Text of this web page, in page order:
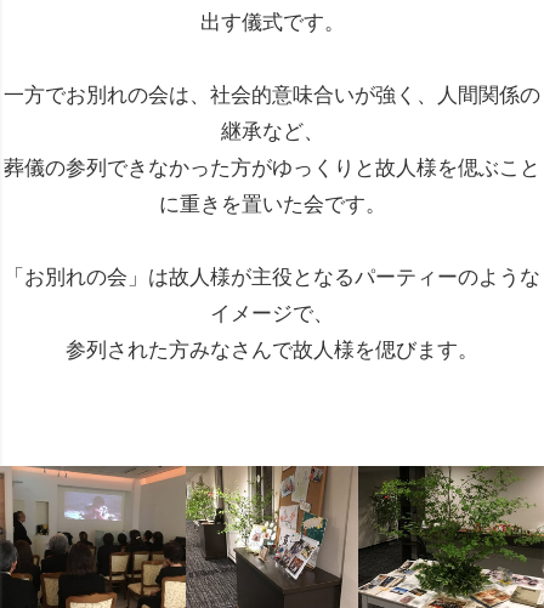
出す儀式です。
一方でお別れの会は、社会的意味合いが強く、人間関係の
継承など、
葬儀の参列できなかった方がゆっくりと故人様を偲ぶこと
に重きを置いた会です。
「お別れの会」は故人様が主役となるパーティーのような
イメージで、
参列された方みなさんで故人様を偲びます。